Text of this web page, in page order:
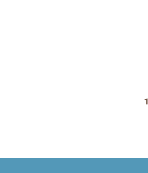
1